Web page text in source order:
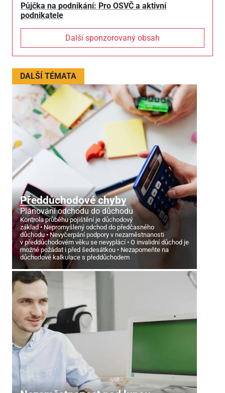
Půjčka na podnikání: Pro OSVČ a aktivní
podnikatele
Další sponzorovaný obsah
DALŠÍ TÉMATA
Předdůchodové chyby
Plánování odchodu do důchodu
Kontrola průběhu pojištění je důchodový
základ
Nepromyšlený odchod do předčasného
důchodu
Nevyčerpání podpory v nezaměstnanosti
v předdůchodovém věku se nevyplácí
O invalidní důchod je
možné požádat i před šedesátkou
Nezapomeňte na
důchodové kalkulace s předdůchodem